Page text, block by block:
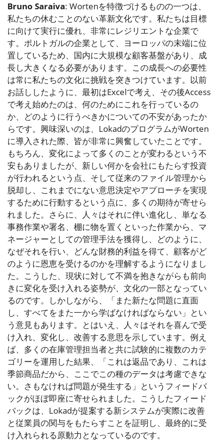
Bruno Saraiva: Wortenを特徴づけるものの一つは、
私たちの休むことのない革新文化です。私たちは目標
に向けて実行に優れ、非常にレジリエントな企業で
す。ポルトガルの企業として、ヨーロッパの末端に位
置しているため、国内に大規模な顧客基盤があり、成
長し大きくなる必要があります。この成長への必要性
は常に私たちの文化に挑戦を突きつけています。以前
お話ししたように、最初はExcelで考え、その後Access
で考え始めたのは、何のためにこれを行っているの
か、どのように行うべきかについての不安があったか
らです。興味深いのは、LokadのプログラムがWorten
に導入された際、皆が非常に興奮していたことです。
もちろん、変化によって多くのことが変わるという不
安もありましたが、新しい何かを会社にもたらす投資
が行われるという点、そして従来のファイル管理から
脱却し、これまでにない意思決定やアプローチを実現
するために行動するという点に、多くの期待が寄せら
れました。さらに、人々はそれに伴い進化し、単なる
事務作業や署名、棚に物を置くといった作業から、マ
ネージャーとしての管理手法を獲得し、どのように、
なぜそれを行い、どんな財務的利益を得て、顧客がど
のように恩恵を受けるのかを理解するようになりまし
た。こうした、現状に対して不満を抱きながらも前向
きに変化を受け入れる姿勢が、文化の一部となってい
るのです。しかしながら、「また新たな問題に直面
し、すべてをまた一から学ばなければならない」とい
う意見もあります。とはいえ、人々はそれを喜んで受
け入れ、変化し、改善する意思を示しています。例え
ば、多くの在庫管理担当者と共に試験的に複数のカテ
ゴリーを運用した結果、「これは返品であり、これは
季節商品だから、ここでこの種のデータは考慮できな
い。さもなければ問題が発生する」というフィードバ
ックがほぼ即座に寄せられました。こうしたフィード
バックは、Lokadが提案する新システムが実際に改善
と従業員の関与をもたらすことを証明し、最終的に受
け入れられる原動力となっているのです。